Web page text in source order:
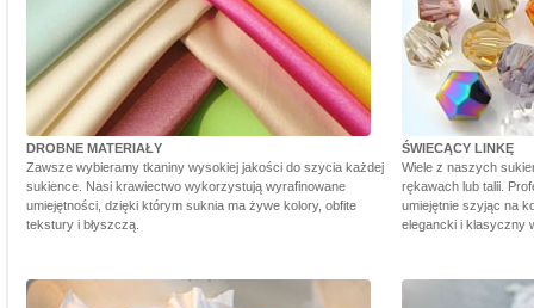
DROBNE MATERIAŁY
Zawsze wybieramy tkaniny wysokiej jakości do szycia każdej
sukience. Nasi krawiectwo wykorzystują wyrafinowane
umiejętności, dzięki którym suknia ma żywe kolory, obfite
tekstury i błyszczą.
ŚWIECĄCY LINKĘ
Wiele z naszych
rękawach lub talii.
umiejętnie szyjąc na
elegancki i klasyczny